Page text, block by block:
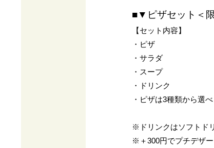
■▼ピザセット＜
【セット内容】
・ピザ
・サラダ
・スープ
・ドリンク
・ピザは3種類から選
※ドリンクはソフトド
※＋300円でプチデザ